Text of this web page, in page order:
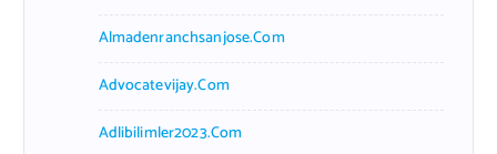
Almadenranchsanjose.com
Advocatevijay.com
Adlibilimler2023.com